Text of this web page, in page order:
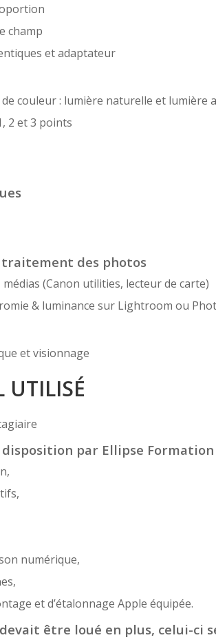
champ
et adaptateur
couleur : lumière naturelle et lumière
2 et 3 points
traitement des photos
(Canon utilities, lecteur de carte)
& luminance sur Lightroom ou
et visionnage
UTILISÉ
par Ellipse Formation
numérique,
et d’étalonnage Apple équipée.
être loué en plus, celui-ci